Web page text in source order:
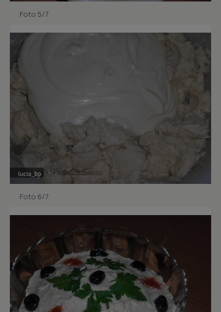
Foto 5/7
Foto 6/7